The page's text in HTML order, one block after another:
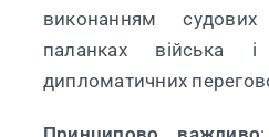
виконанням
паланках війська
дипломатичних